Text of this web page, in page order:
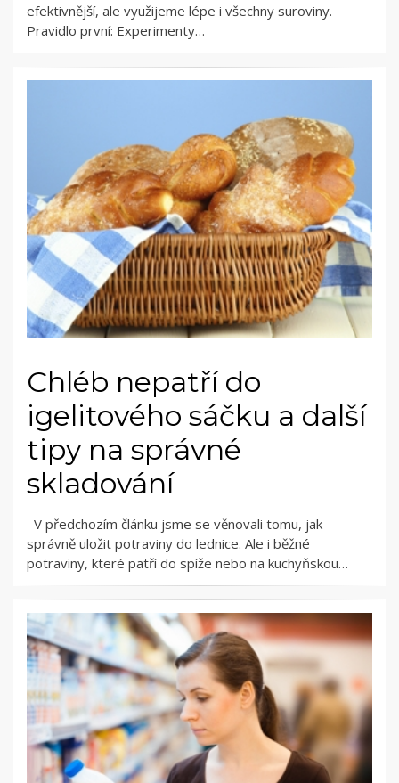
efektivnější, ale využijeme lépe i všechny suroviny.
Pravidlo první: Experimenty…
Chléb nepatří do
igelitového sáčku a další
tipy na správné
skladování
V předchozím článku jsme se věnovali tomu, jak
správně uložit potraviny do lednice. Ale i běžné
potraviny, které patří do spíže nebo na kuchyňskou…